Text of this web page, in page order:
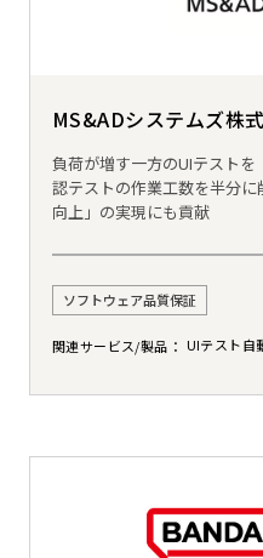
MS&ADシステムズ株
負荷が増す一方のUIテスト
認テストの作業工数を半分
向上」の実現にも貢献
ソフトウェア品質保証
関連サービス/製品 UIテスト自